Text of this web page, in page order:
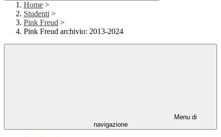
Home >
Studenti >
Pink Freud >
Pink Freud archivio: 2013-2024
Menu di
navigazione